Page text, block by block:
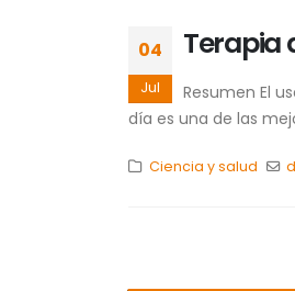
04
Jul
Terapia
Resumen El
día es una de las
Ciencia y salud